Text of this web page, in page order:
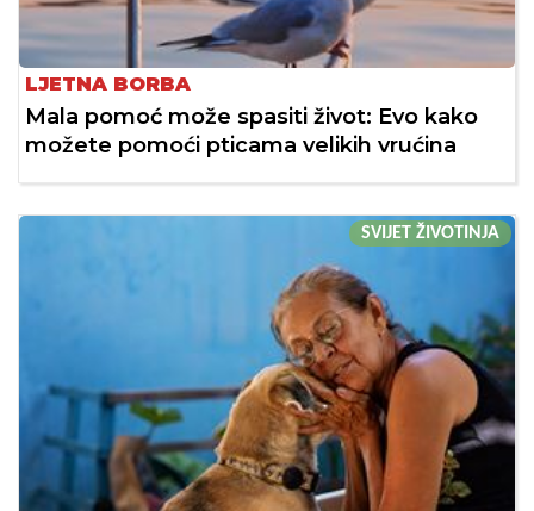
LJETNA BORBA
Mala pomoć može spasiti život: Evo kako
možete pomoći pticama velikih vrućina
SVIJET ŽIVOTINJA